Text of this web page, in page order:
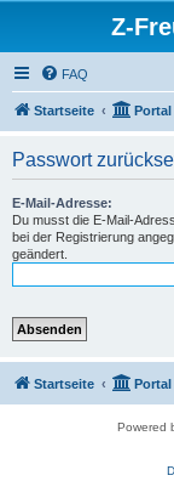
Z-
FAQ
Startseite Portal
Passwort
E-Mail-Adresse:
Du musst die E-Mail-
bei der Registrierung
geändert.
Startseite Portal
Powered